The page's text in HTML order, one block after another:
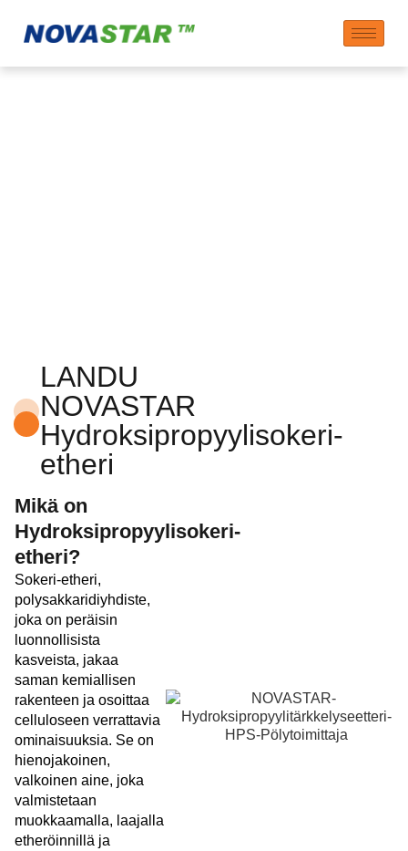
LANDU
NOVASTAR
Hydroksipropyylisokeri-
etheri
Mikä on
Hydroksipropyylisokeri-
etheri?
Sokeri-etheri,
polysakkaridiyhdiste,
joka on peräisin
luonnollisista
kasveista, jakaa
saman kemiallisen
rakenteen ja osoittaa
celluloseen verrattavia
ominaisuuksia. Se on
hienojakoinen,
valkoinen aine, joka
valmistetaan
muokkaamalla, laajalla
etheröinnillä ja